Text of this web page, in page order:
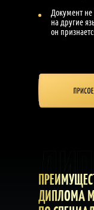
Документ
на другие
он
ДИПЛОМА